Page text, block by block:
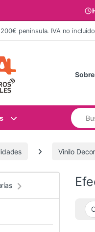
peninsula. IVA no incluido
Buscar:
Vinilo